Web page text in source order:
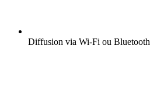
Diffusion via Wi-Fi ou Bluetooth